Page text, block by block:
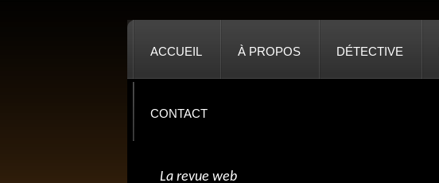
ACCUEIL À PROPOS DÉTECTIVE
CONTACT
La revue web